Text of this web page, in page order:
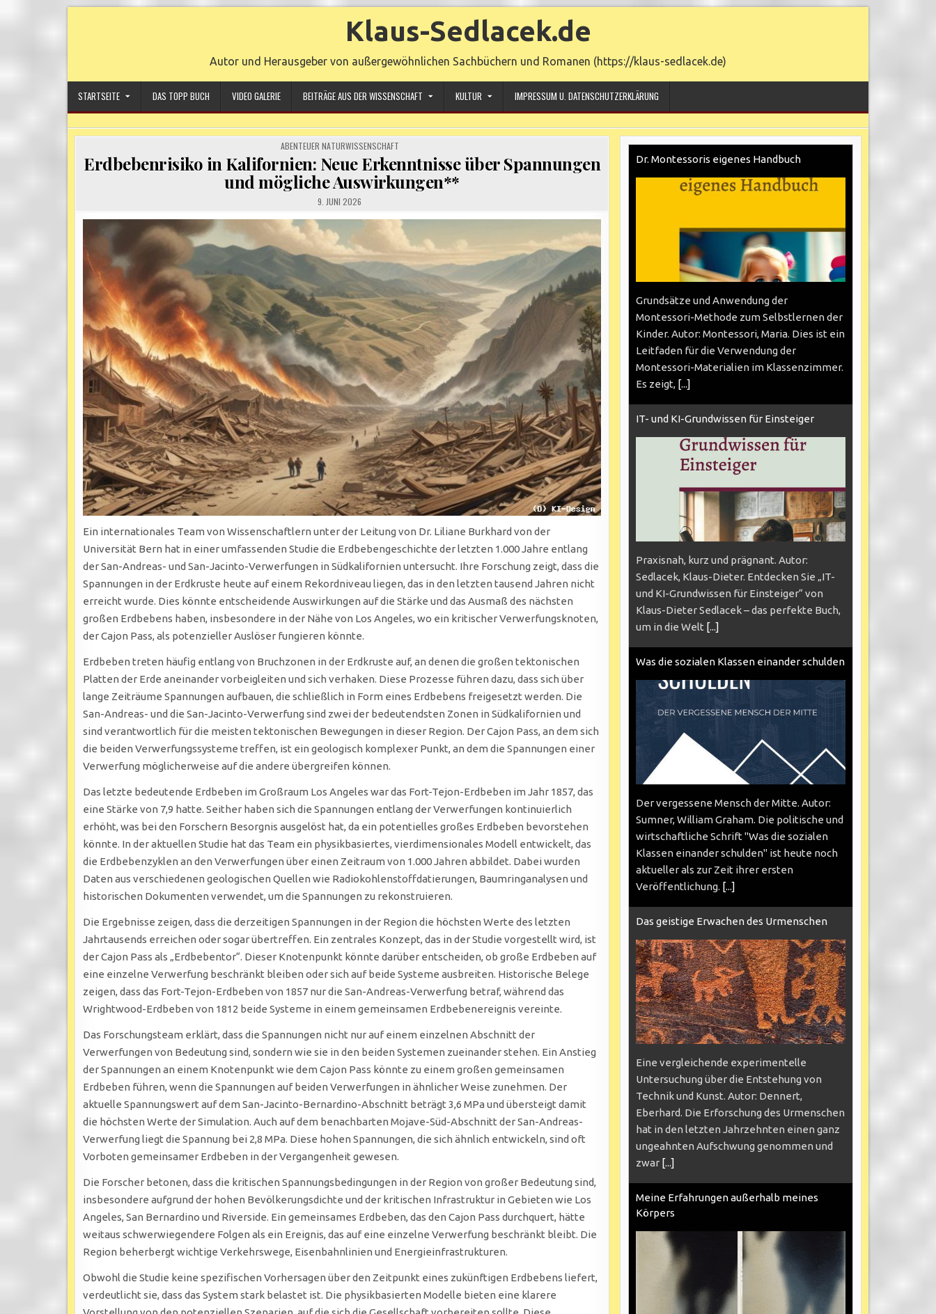
Klaus-Sedlacek.de
Autor und Herausgeber von außergewöhnlichen Sachbüchern und Romanen (https://klaus-sedlacek.de)
STARTSEITE DAS TOPP BUCH VIDEO GALERIE BEITRÄGE AUS DER WISSENSCHAFT KULTUR IMPRESSUM U. DATENSCHUTZERKLÄRUNG
POSTED
IN
ABENTEUER NATURWISSENSCHAFT
Erdbebenrisiko in Kalifornien: Neue Erkenntnisse über Spannungen
und mögliche Auswirkungen**
9. JUNI 2026
Ein internationales Team von Wissenschaftlern unter der Leitung von Dr. Liliane Burkhard von der
Universität Bern hat in einer umfassenden Studie die Erdbebengeschichte der letzten 1.000 Jahre entlang
der San-Andreas- und San-Jacinto-Verwerfungen in Südkalifornien untersucht. Ihre Forschung zeigt, dass die
Spannungen in der Erdkruste heute auf einem Rekordniveau liegen, das in den letzten tausend Jahren nicht
erreicht wurde. Dies könnte entscheidende Auswirkungen auf die Stärke und das Ausmaß des nächsten
großen Erdbebens haben, insbesondere in der Nähe von Los Angeles, wo ein kritischer Verwerfungsknoten,
der Cajon Pass, als potenzieller Auslöser fungieren könnte.
Erdbeben treten häufig entlang von Bruchzonen in der Erdkruste auf, an denen die großen tektonischen
Platten der Erde aneinander vorbeigleiten und sich verhaken. Diese Prozesse führen dazu, dass sich über
lange Zeiträume Spannungen aufbauen, die schließlich in Form eines Erdbebens freigesetzt werden. Die
San-Andreas- und die San-Jacinto-Verwerfung sind zwei der bedeutendsten Zonen in Südkalifornien und
sind verantwortlich für die meisten tektonischen Bewegungen in dieser Region. Der Cajon Pass, an dem sich
die beiden Verwerfungssysteme treffen, ist ein geologisch komplexer Punkt, an dem die Spannungen einer
Verwerfung möglicherweise auf die andere übergreifen können.
Das letzte bedeutende Erdbeben im Großraum Los Angeles war das Fort-Tejon-Erdbeben im Jahr 1857, das
eine Stärke von 7,9 hatte. Seither haben sich die Spannungen entlang der Verwerfungen kontinuierlich
erhöht, was bei den Forschern Besorgnis ausgelöst hat, da ein potentielles großes Erdbeben bevorstehen
könnte. In der aktuellen Studie hat das Team ein physikbasiertes, vierdimensionales Modell entwickelt, das
die Erdbebenzyklen an den Verwerfungen über einen Zeitraum von 1.000 Jahren abbildet. Dabei wurden
Daten aus verschiedenen geologischen Quellen wie Radiokohlenstoffdatierungen, Baumringanalysen und
historischen Dokumenten verwendet, um die Spannungen zu rekonstruieren.
Die Ergebnisse zeigen, dass die derzeitigen Spannungen in der Region die höchsten Werte des letzten
Jahrtausends erreichen oder sogar übertreffen. Ein zentrales Konzept, das in der Studie vorgestellt wird, ist
der Cajon Pass als „Erdbebentor“. Dieser Knotenpunkt könnte darüber entscheiden, ob große Erdbeben auf
eine einzelne Verwerfung beschränkt bleiben oder sich auf beide Systeme ausbreiten. Historische Belege
zeigen, dass das Fort-Tejon-Erdbeben von 1857 nur die San-Andreas-Verwerfung betraf, während das
Wrightwood-Erdbeben von 1812 beide Systeme in einem gemeinsamen Erdbebenereignis vereinte.
Das Forschungsteam erklärt, dass die Spannungen nicht nur auf einem einzelnen Abschnitt der
Verwerfungen von Bedeutung sind, sondern wie sie in den beiden Systemen zueinander stehen. Ein Anstieg
der Spannungen an einem Knotenpunkt wie dem Cajon Pass könnte zu einem großen gemeinsamen
Erdbeben führen, wenn die Spannungen auf beiden Verwerfungen in ähnlicher Weise zunehmen. Der
aktuelle Spannungswert auf dem San-Jacinto-Bernardino-Abschnitt beträgt 3,6 MPa und übersteigt damit
die höchsten Werte der Simulation. Auch auf dem benachbarten Mojave-Süd-Abschnitt der San-Andreas-
Verwerfung liegt die Spannung bei 2,8 MPa. Diese hohen Spannungen, die sich ähnlich entwickeln, sind oft
Vorboten gemeinsamer Erdbeben in der Vergangenheit gewesen.
Die Forscher betonen, dass die kritischen Spannungsbedingungen in der Region von großer Bedeutung sind,
insbesondere aufgrund der hohen Bevölkerungsdichte und der kritischen Infrastruktur in Gebieten wie Los
Angeles, San Bernardino und Riverside. Ein gemeinsames Erdbeben, das den Cajon Pass durchquert, hätte
weitaus schwerwiegendere Folgen als ein Ereignis, das auf eine einzelne Verwerfung beschränkt bleibt. Die
Region beherbergt wichtige Verkehrswege, Eisenbahnlinien und Energieinfrastrukturen.
Obwohl die Studie keine spezifischen Vorhersagen über den Zeitpunkt eines zukünftigen Erdbebens liefert,
verdeutlicht sie, dass das System stark belastet ist. Die physikbasierten Modelle bieten eine klarere
Dr. Montessoris eigenes Handbuch
Grundsätze und Anwendung der
Montessori-Methode zum Selbstlernen der
Kinder. Autor: Montessori, Maria. Dies ist ein
Leitfaden für die Verwendung der
Montessori-Materialien im Klassenzimmer.
Es zeigt, [...]
IT- und KI-Grundwissen für Einsteiger
Praxisnah, kurz und prägnant. Autor:
Sedlacek, Klaus-Dieter. Entdecken Sie „IT-
und KI-Grundwissen für Einsteiger“ von
Klaus-Dieter Sedlacek – das perfekte Buch,
um in die Welt [...]
Was die sozialen Klassen einander schulden
Der vergessene Mensch der Mitte. Autor:
Sumner, William Graham. Die politische und
wirtschaftliche Schrift "Was die sozialen
Klassen einander schulden" ist heute noch
aktueller als zur Zeit ihrer ersten
Veröffentlichung. [...]
Das geistige Erwachen des Urmenschen
Eine vergleichende experimentelle
Untersuchung über die Entstehung von
Technik und Kunst. Autor: Dennert,
Eberhard. Die Erforschung des Urmenschen
hat in den letzten Jahrzehnten einen ganz
ungeahnten Aufschwung genommen und
zwar [...]
Meine Erfahrungen außerhalb meines
Körpers